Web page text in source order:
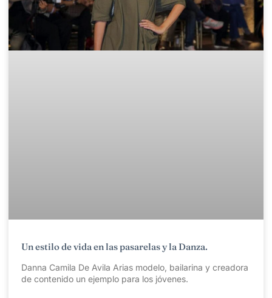
Un estilo de vida en las pasarelas y la Danza.
Danna Camila De Avila Arias modelo, bailarina y creadora
de contenido un ejemplo para los jóvenes.